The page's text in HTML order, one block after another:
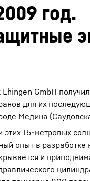
год.
GmbH
для их
Медина
этих 15-метровых
опыт в разработке
и